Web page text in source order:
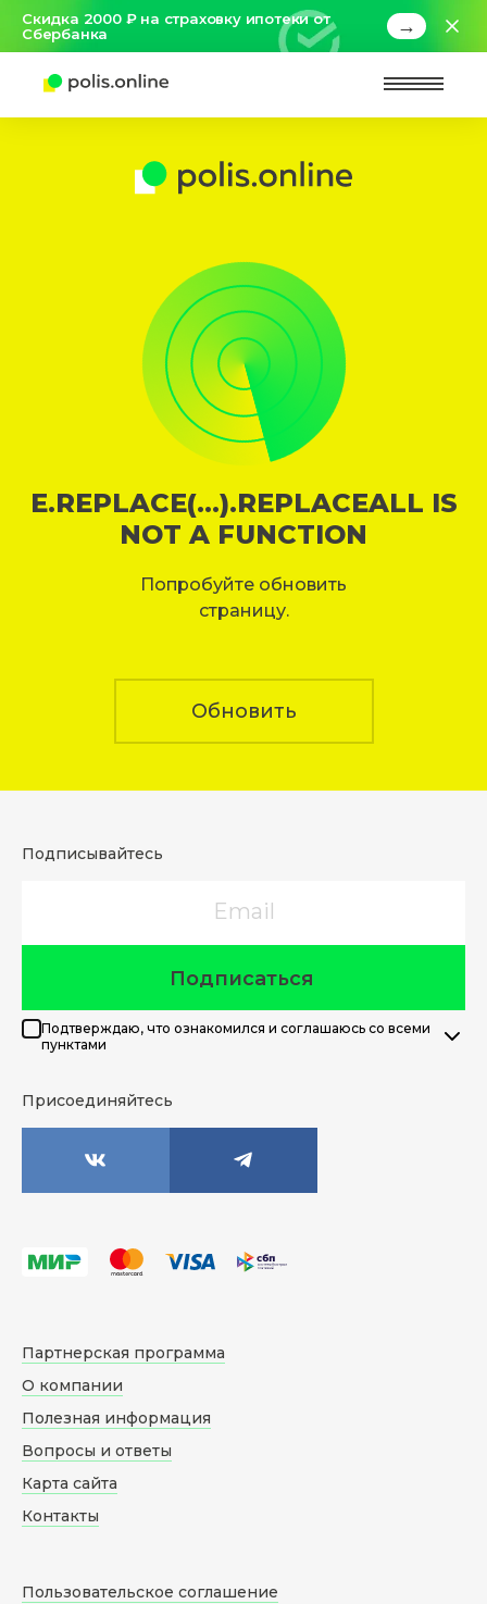
Скидка 2000 ₽ на страховку ипотеки от
Сбербанка
→
E.REPLACE(...).REPLACEALL IS
NOT A FUNCTION
Попробуйте обновить
страницу.
Обновить
Подписывайтесь
Подписаться
Подтверждаю, что ознакомился и соглашаюсь со всеми
пунктами
Присоединяйтесь
Партнерская программа
О компании
Полезная информация
Вопросы и ответы
Карта сайта
Контакты
Пользовательское соглашение